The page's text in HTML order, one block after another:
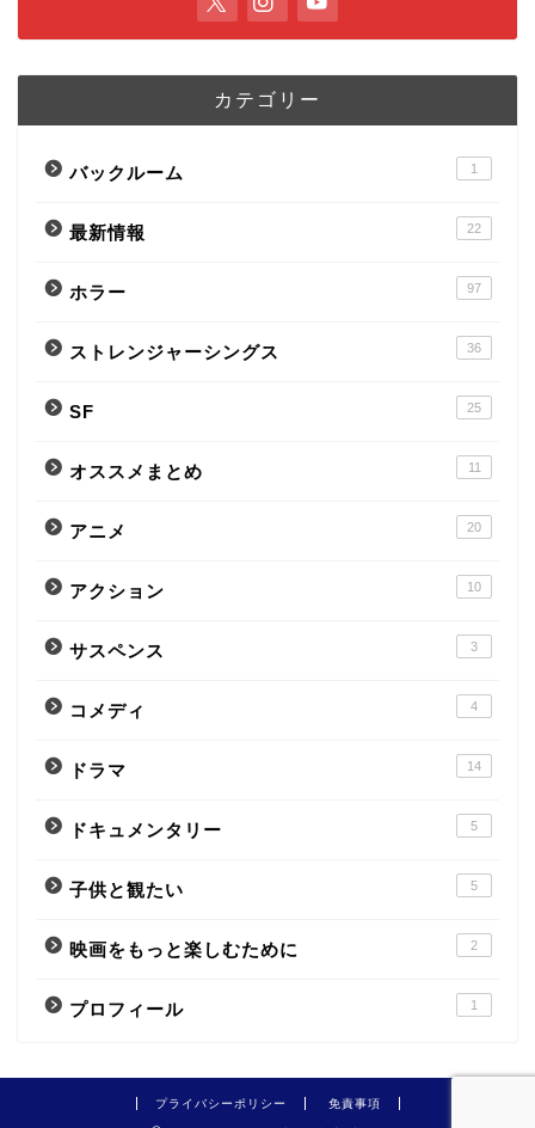
カテゴリー
バックルーム 1
最新情報 22
ホラー 97
ストレンジャーシングス 36
SF 25
オススメまとめ 11
アニメ 20
アクション 10
サスペンス 3
コメディ 4
ドラマ 14
ドキュメンタリー 5
子供と観たい 5
映画をもっと楽しむために 2
プロフィール 1
プライバシーポリシー 免責事項